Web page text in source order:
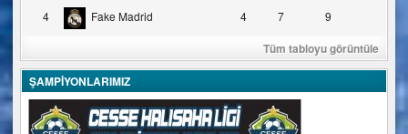
4 Fake Madrid 4 7 9
Tüm tabloyu görüntüle
ŞAMPİYONLARIMIZ